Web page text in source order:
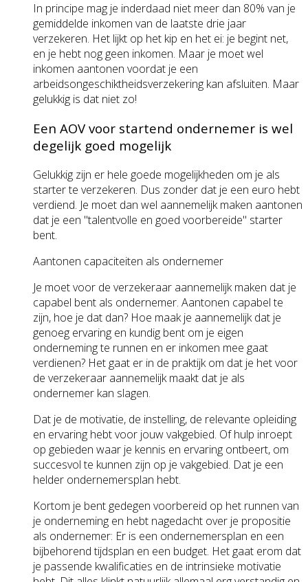
In principe mag je inderdaad niet meer dan 80% van je
gemiddelde inkomen van de laatste drie jaar
verzekeren. Het lijkt op het kip en het ei: je begint net,
en je hebt nog geen inkomen. Maar je moet wel
inkomen aantonen voordat je een
arbeidsongeschiktheidsverzekering kan afsluiten. Maar
gelukkig is dat niet zo!
Een AOV voor startend ondernemer is wel
degelijk goed mogelijk
Gelukkig zijn er hele goede mogelijkheden om je als
starter te verzekeren. Dus zonder dat je een euro hebt
verdiend. Je moet dan wel aannemelijk maken aantonen
dat je een "talentvolle en goed voorbereide" starter
bent.
Aantonen capaciteiten als ondernemer
Je moet voor de verzekeraar aannemelijk maken dat je
capabel bent als ondernemer. Aantonen capabel te
zijn, hoe je dat dan? Hoe maak je aannemelijk dat je
genoeg ervaring en kundig bent om je eigen
onderneming te runnen en er inkomen mee gaat
verdienen? Het gaat er in de praktijk om dat je het voor
de verzekeraar aannemelijk maakt dat je als
ondernemer kan slagen.
Dat je de motivatie, de instelling, de relevante opleiding
en ervaring hebt voor jouw vakgebied. Of hulp inroept
op gebieden waar je kennis en ervaring ontbeert, om
succesvol te kunnen zijn op je vakgebied. Dat je een
helder ondernemersplan hebt.
Kortom je bent gedegen voorbereid op het runnen van
je onderneming en hebt nagedacht over je propositie
als ondernemer: Er is een ondernemersplan en een
bijbehorend tijdsplan en een budget. Het gaat erom dat
je passende kwalificaties en de intrinsieke motivatie